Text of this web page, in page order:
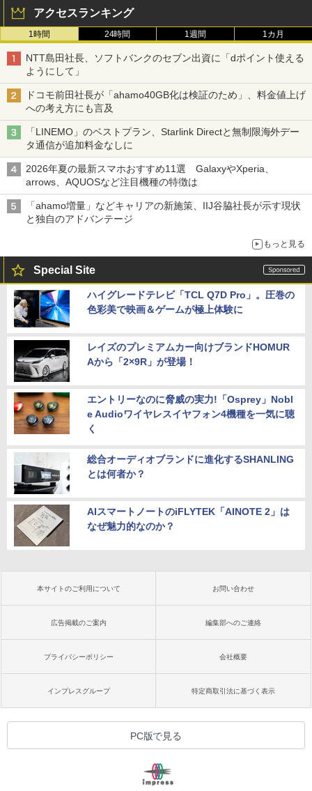
アクセスランキング
1時間 24時間 1週間 1カ月
NTT島田社長、ソフトバンクのセブン出資に「dポイント使える
ようにして」
ドコモ前田社長が「ahamo40GB化は検証のため」、料金値上げ
への考え方にも言及
「LINEMO」のベストプラン、Starlink Directと無制限海外デー
タ通信が追加料金なしに
2026年夏の最新スマホおすすめ11選 GalaxyやXperia、
arrows、AQUOSなど注目機種の特徴は
「ahamo増量」などキャリアの新施策、IIJ谷脇社長が示す現状
と独自のアドバンテージ
もっと見る
Special Site
ハイグレードテレビ「TCL Q7D Pro」。圧巻の
色彩美で映画＆ゲームが極上体験に
レイズのプレミアムカー向けブランドHOMUR
Aから「2×9R」が登場！
エントリーなのに脅威の実力!「Osprey」Nobl
e Audioワイヤレスイヤフォン4機種を一気に聴
く
総合オーディオブランドに進化するSHANLING
とは何者か？
AIスマートノートのiFLYTEK「AINOTE 2」は
なぜ魅力的なのか？
本サイトのご利用について お問い合わせ
広告掲載のご案内 編集部へのご連絡
プライバシーポリシー 会社概要
インプレスグループ 特定商取引法に基づく表示
PC版で見る